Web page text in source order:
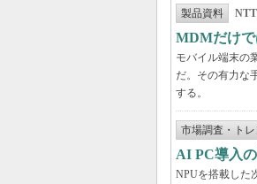
製品資料
MDMだけ
モバイル端末の
だ。その有力な
する。
市場調査・トレ
AI PC導入
NPUを搭載した